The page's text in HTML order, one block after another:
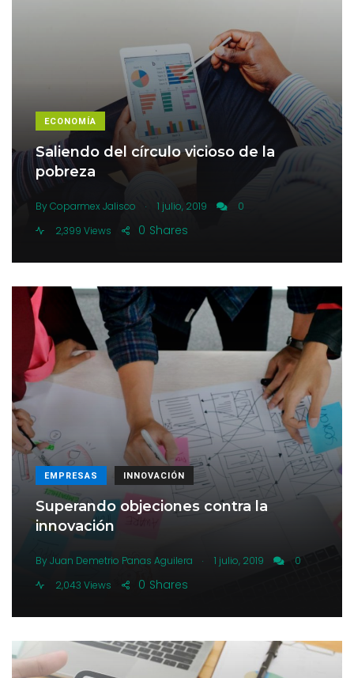
ECONOMÍA
Saliendo del círculo vicioso de la
pobreza
ByCoparmex Jalisco . 1 julio, 2019
0
2,399 Views
Shares
0
EMPRESAS INNOVACIÓN
Superando objeciones contra la
innovación
By Juan Demetrio Panas Aguilera . 1 julio, 2019
0
2,043 Views
Shares
0